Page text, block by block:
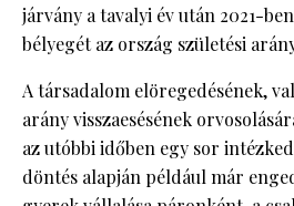
járvány a tavalyi év után 2021-
bélyegét az ország születési
A társadalom elöregedésének,
arány visszaesésének
az utóbbi időben egy sor
döntés alapján például már